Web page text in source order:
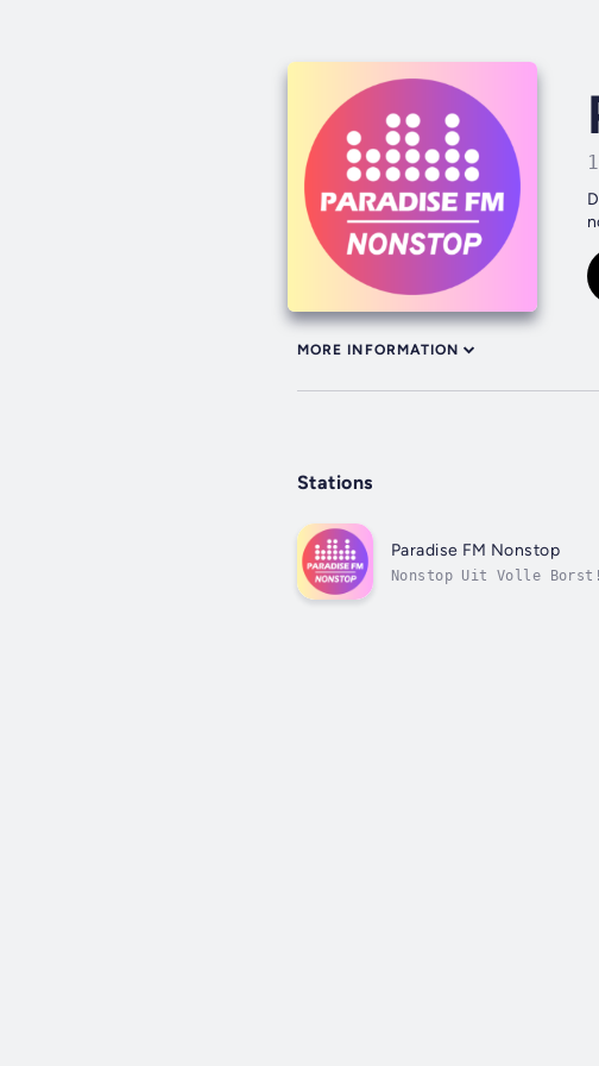
MORE INFORMATION
Stations
Paradise FM Nonstop
Nonstop Uit Volle Borst!